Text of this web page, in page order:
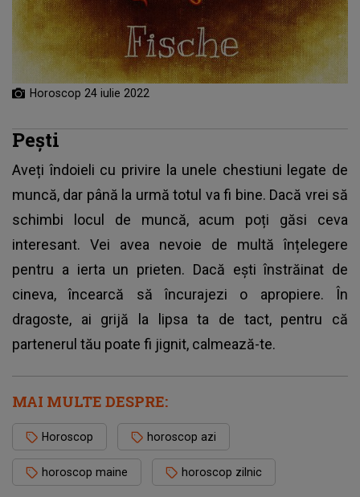
Horoscop 24 iulie 2022
Pești
Aveți îndoieli cu privire la unele chestiuni legate de
muncă, dar până la urmă totul va fi bine. Dacă vrei să
schimbi locul de muncă, acum poți găsi ceva
interesant. Vei avea nevoie de multă înțelegere
pentru a ierta un prieten. Dacă ești înstrăinat de
cineva, încearcă să încurajezi o apropiere. În
dragoste, ai grijă la lipsa ta de tact, pentru că
partenerul tău poate fi jignit, calmează-te.
MAI MULTE DESPRE:
Horoscop horoscop azi
horoscop maine horoscop zilnic